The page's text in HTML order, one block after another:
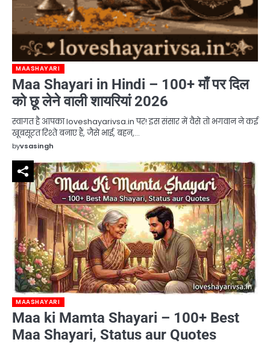
MAASHAYARI
Maa Shayari in Hindi – 100+ माँ पर दिल
को छू लेने वाली शायरियां 2026
स्वागत है आपका loveshayarivsa.in पर! इस संसार में वैसे तो भगवान ने कई
खूबसूरत रिश्ते बनाए हैं, जैसे भाई, बहन,…
byvsasingh
MAASHAYARI
Maa ki Mamta Shayari – 100+ Best
Maa Shayari, Status aur Quotes